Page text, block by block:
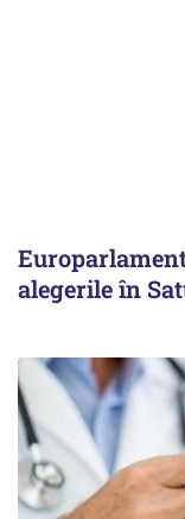
alegerile în